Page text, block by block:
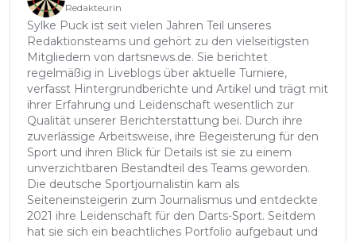
Redakteurin
Sylke Puck ist seit vielen Jahren Teil unseres
Redaktionsteams und gehört zu den vielseitigsten
Mitgliedern von dartsnews.de. Sie berichtet
regelmäßig in Liveblogs über aktuelle Turniere,
verfasst Hintergrundberichte und Artikel und trägt mit
ihrer Erfahrung und Leidenschaft wesentlich zur
Qualität unserer Berichterstattung bei. Durch ihre
zuverlässige Arbeitsweise, ihre Begeisterung für den
Sport und ihren Blick für Details ist sie zu einem
unverzichtbaren Bestandteil des Teams geworden.
Die deutsche Sportjournalistin kam als
Seiteneinsteigerin zum Journalismus und entdeckte
2021 ihre Leidenschaft für den Darts-Sport. Seitdem
hat sie sich ein beachtliches Portfolio aufgebaut und